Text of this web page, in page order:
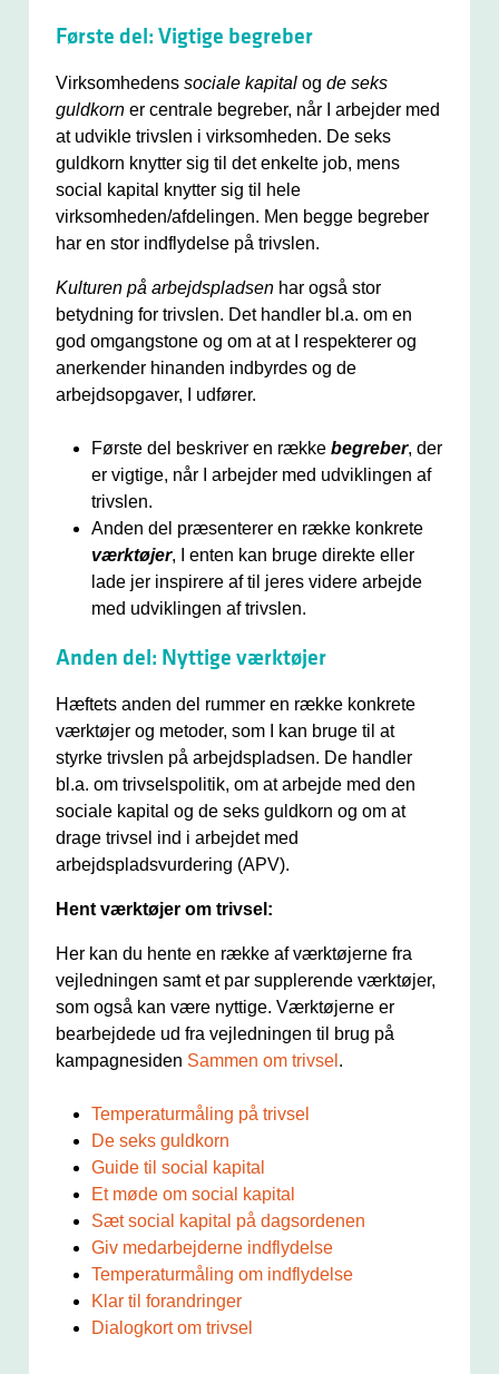
Første del: Vigtige begreber
Virksomhedens sociale kapital og de seks
guldkorn er centrale begreber, når I arbejder med
at udvikle trivslen i virksomheden. De seks
guldkorn knytter sig til det enkelte job, mens
social kapital knytter sig til hele
virksomheden/afdelingen. Men begge begreber
har en stor indflydelse på trivslen.
Kulturen på arbejdspladsen har også stor
betydning for trivslen. Det handler bl.a. om en
god omgangstone og om at at I respekterer og
anerkender hinanden indbyrdes og de
arbejdsopgaver, I udfører.
Første del beskriver en række begreber, der
er vigtige, når I arbejder med udviklingen af
trivslen.
Anden del præsenterer en række konkrete
værktøjer, I enten kan bruge direkte eller
lade jer inspirere af til jeres videre arbejde
med udviklingen af trivslen.
Anden del: Nyttige værktøjer
Hæftets anden del rummer en række konkrete
værktøjer og metoder, som I kan bruge til at
styrke trivslen på arbejdspladsen. De handler
bl.a. om trivselspolitik, om at arbejde med den
sociale kapital og de seks guldkorn og om at
drage trivsel ind i arbejdet med
arbejdspladsvurdering (APV).
Hent værktøjer om trivsel:
Her kan du hente en række af værktøjerne fra
vejledningen samt et par supplerende værktøjer,
som også kan være nyttige. Værktøjerne er
bearbejdede ud fra vejledningen til brug på
kampagnesiden Sammen om trivsel .
Temperaturmåling på trivsel
De seks guldkorn
Guide til social kapital
Et møde om social kapital
Sæt social kapital på dagsordenen
Giv medarbejderne indflydelse
Temperaturmåling om indflydelse
Klar til forandringer
Dialogkort om trivsel